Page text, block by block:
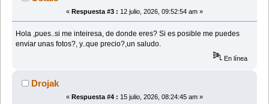
« Respuesta #3 : 12 julio, 2026, 09:52:54 am »
Hola ,pues..si me inteiresa, de donde eres? Si es posible me puedes
enviar unas fotos?, y..que precio?,un saludo.
En línea
Drojak
« Respuesta #4 : 15 julio, 2026, 08:24:45 am »